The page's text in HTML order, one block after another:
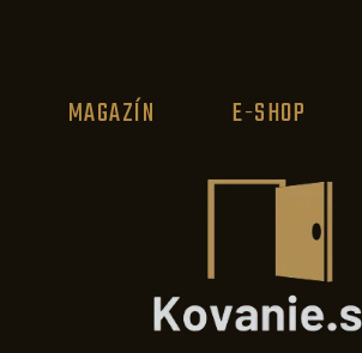
MAGAZÍN E-SHOP